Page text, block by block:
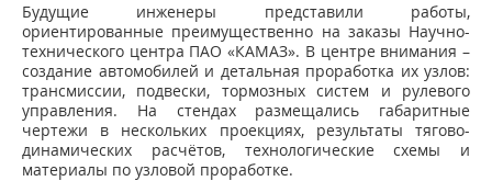
Будущие инженеры представили работы,
ориентированные преимущественно на заказы Научно-
технического центра ПАО «КАМАЗ». В центре внимания –
создание автомобилей и детальная проработка их узлов:
трансмиссии, подвески, тормозных систем и рулевого
управления. На стендах размещались габаритные
чертежи в нескольких проекциях, результаты тягово-
динамических расчётов, технологические схемы и
материалы по узловой проработке.